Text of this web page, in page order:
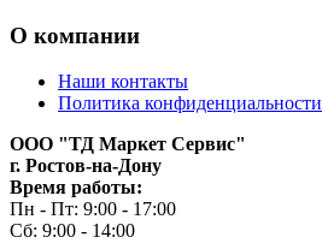
О компании
Наши контакты
Политика конфиденциальности
ООО "ТД Маркет Сервис"
г. Ростов-на-Дону
Время работы:
Пн - Пт: 9:00 - 17:00
Сб: 9:00 - 14:00